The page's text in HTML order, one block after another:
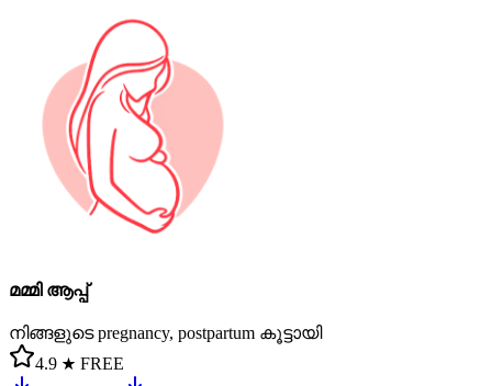
മമ്മി ആപ്പ്
നിങ്ങളുടെ pregnancy, postpartum കൂട്ടായി
4.9 ★ FREE